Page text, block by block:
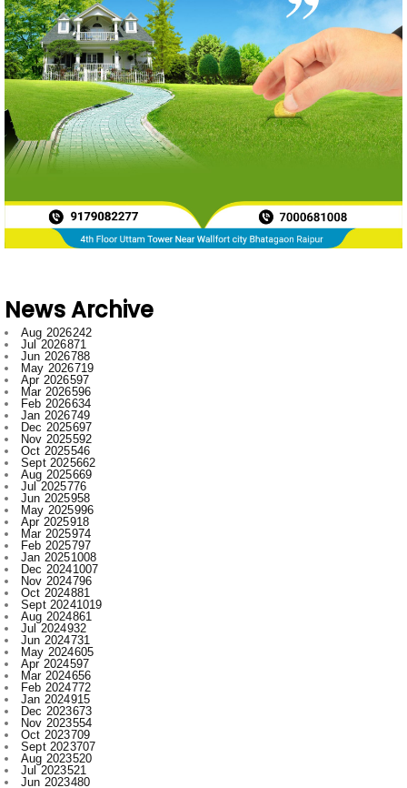
News Archive
Aug 2026242
Jul 2026871
Jun 2026788
May 2026719
Apr 2026597
Mar 2026596
Feb 2026634
Jan 2026749
Dec 2025697
Nov 2025592
Oct 2025546
Sept 2025662
Aug 2025669
Jul 2025776
Jun 2025958
May 2025996
Apr 2025918
Mar 2025974
Feb 2025797
Jan 20251008
Dec 20241007
Nov 2024796
Oct 2024881
Sept 20241019
Aug 2024861
Jul 2024932
Jun 2024731
May 2024605
Apr 2024597
Mar 2024656
Feb 2024772
Jan 2024915
Dec 2023673
Nov 2023554
Oct 2023709
Sept 2023707
Aug 2023520
Jul 2023521
Jun 2023480